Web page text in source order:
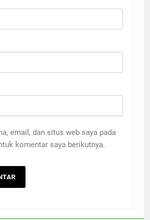
email, dan situs web saya pada
komentar saya berikutnya.